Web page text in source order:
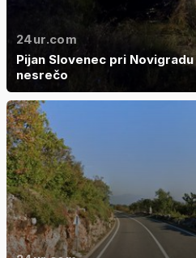
24ur.com
Pijan Slovenec pri
nesrečo